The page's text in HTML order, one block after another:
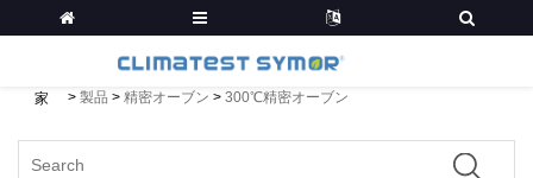
家 > 製品 > 精密オーブン > 300℃精密オーブン